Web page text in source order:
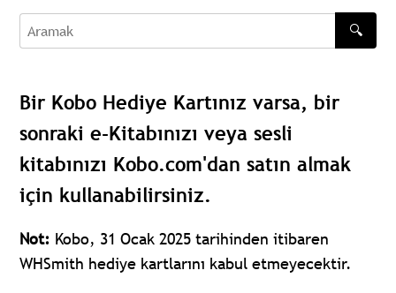
Aramak
🔍
Bir Kobo Hediye Kartınız varsa, bir
sonraki e-Kitabınızı veya sesli
kitabınızı Kobo.com'dan satın almak
için kullanabilirsiniz.
Not: Kobo, 31 Ocak 2025 tarihinden itibaren
WHSmith hediye kartlarını kabul etmeyecektir.